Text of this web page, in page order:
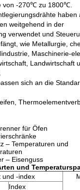
von -270℃ zu 1800℃.
haben
weitgehend in der
verwendet und
wie Metallurgie,
Maschinerie-
Landwirtschaft
sich an die
für Öfen
– Temperaturen und
– Eisenguss
und
und -index
Index